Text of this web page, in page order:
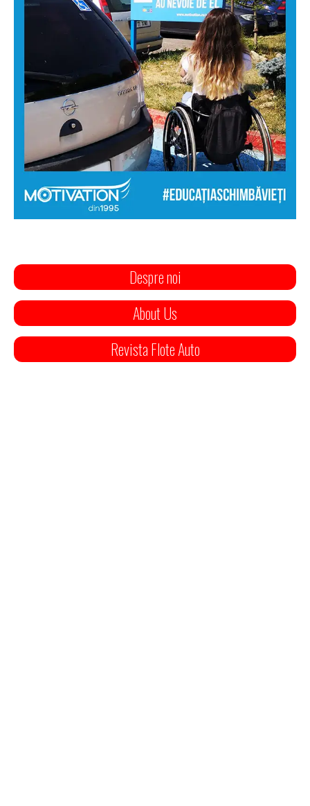
Despre noi
About Us
Revista Flote Auto